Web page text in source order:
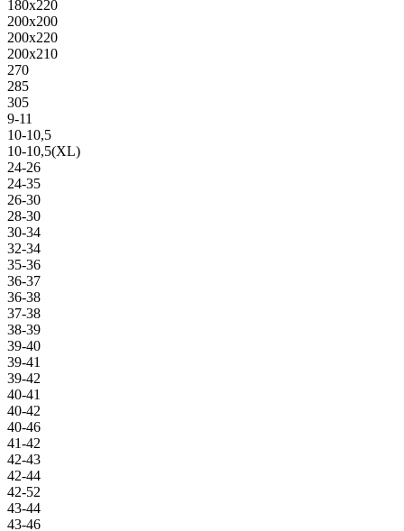
180х220
200х200
200х220
200х210
270
285
305
9-11
10-10,5
10-10,5(XL)
24-26
24-35
26-30
28-30
30-34
32-34
35-36
36-37
36-38
37-38
38-39
39-40
39-41
39-42
40-41
40-42
40-46
41-42
42-43
42-44
42-52
43-44
43-46